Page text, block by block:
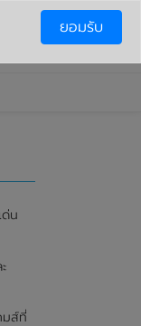
ด่น
มส์ที่
ยอมรับ